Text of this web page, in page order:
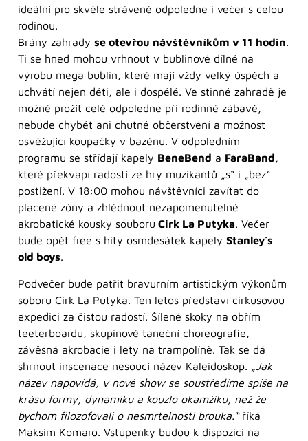
ideální pro skvěle strávené odpoledne i večer s celou
rodinou.
Brány zahrady se otevřou návštěvníkům v 11 hodin.
Ti se hned mohou vrhnout v bublinové dílně na
výrobu mega bublin, které mají vždy velký úspěch a
uchvátí nejen děti, ale i dospělé. Ve stinné zahradě je
možné prožít celé odpoledne při rodinné zábavě,
nebude chybět ani chutné občerstvení a možnost
osvěžující koupačky v bazénu. V odpoledním
programu se střídají kapely BeneBend a FaraBand,
které překvapí radostí ze hry muzikantů „s“ i „bez“
postižení. V 18:00 mohou návštěvníci zavítat do
placené zóny a zhlédnout nezapomenutelné
akrobatické kousky souboru Cirk La Putyka. Večer
bude opět free s hity osmdesátek kapely Stanley´s
old boys.
Podvečer bude patřit bravurním artistickým výkonům
soboru Cirk La Putyka. Ten letos představí cirkusovou
expedici za čistou radostí. Šílené skoky na obřím
teeterboardu, skupinové taneční choreografie,
závěsná akrobacie i lety na trampolíně. Tak se dá
shrnout inscenace nesoucí název Kaleidoskop. „Jak
název napovídá, v nové show se soustředíme spíše na
krásu formy, dynamiku a kouzlo okamžiku, než že
bychom filozofovali o nesmrtelnosti brouka.“ říká
Maksim Komaro. Vstupenky budou k dispozici na